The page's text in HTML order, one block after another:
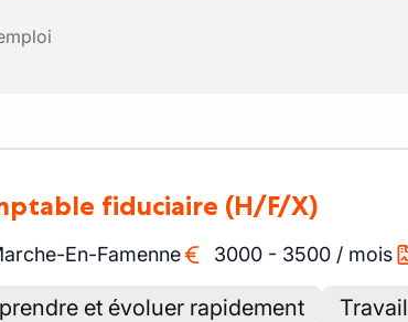
fiduciaire (H/F/X)
En-Famenne 3000 - 3500 / mois
et évoluer rapidement